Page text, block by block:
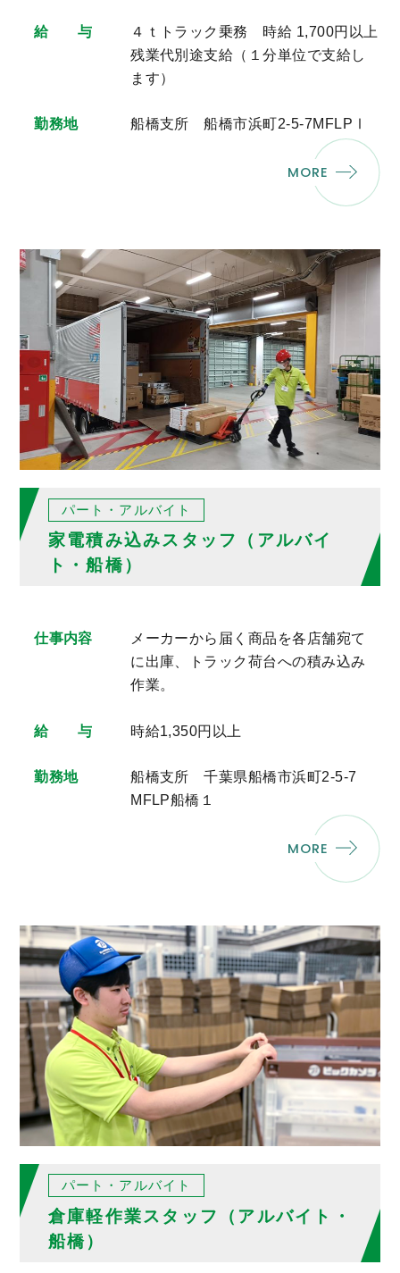
給 与
４ｔトラック乗務 時給 1,700円以上
残業代別途支給（１分単位で支給し
ます）
勤務地 船橋支所 船橋市浜町2-5-7MFLPⅠ
MORE
パート・アルバイト
家電積み込みスタッフ（アルバイ
ト・船橋）
仕事内容
メーカーから届く商品を各店舗宛て
に出庫、トラック荷台への積み込み
作業。
給 与 時給1,350円以上
勤務地
船橋支所 千葉県船橋市浜町2-5-7
MFLP船橋１
MORE
パート・アルバイト
倉庫軽作業スタッフ（アルバイト・
船橋）